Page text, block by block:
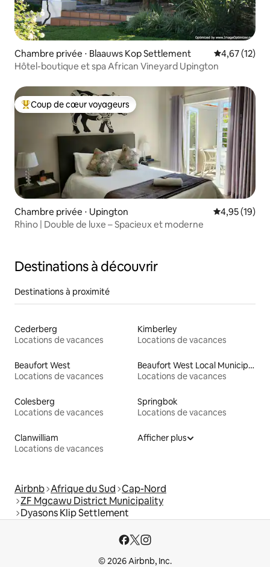
Chambre privée ⋅ Blaauws Kop Settlement Évaluation
4,67 (12)
Hôtel-boutique et spa African Vineyard Upington
Coups de cœur voyageurs les plus appréciés
Coup de cœur voyageurs
Chambre privée ⋅ Upington Évaluation
4,95 (19)
Rhino | Double de luxe – Spacieux et moderne
Destinations à découvrir
Destinations à proximité
Cederberg
Locations de vacances
Kimberley
Locations de vacances
Beaufort West
Locations de vacances
Beaufort West Local Municipality
Locations de vacances
Colesberg
Locations de vacances
Springbok
Locations de vacances
Clanwilliam
Locations de vacances
Afficher plus
Airbnb Afrique du Sud Cap-Nord
ZF Mgcawu District Municipality
Dyasons Klip Settlement
© 2026 Airbnb, Inc.